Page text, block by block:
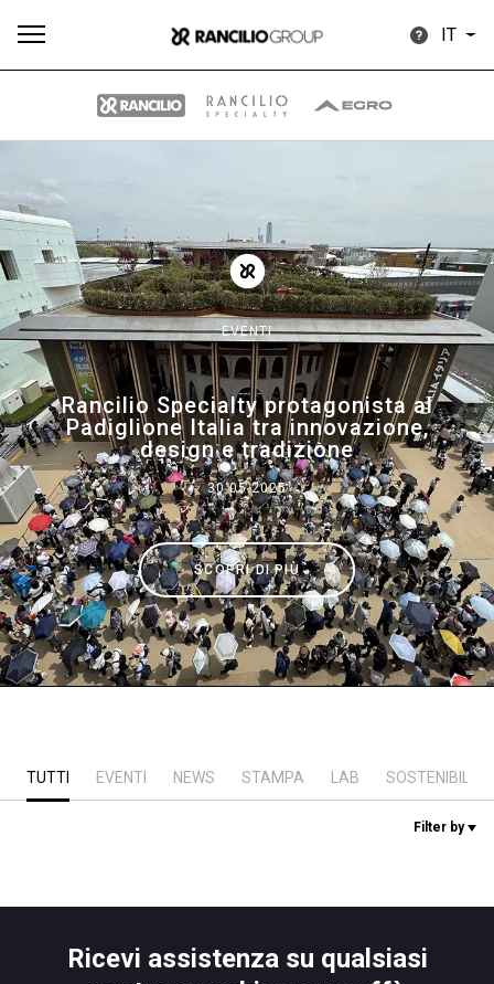
IT
EVENTI
Rancilio Specialty protagonista al
Padiglione Italia tra innovazione,
design e tradizione
30.05.2025
SCOPRI DI PIÙ
TUTTI EVENTI NEWS STAMPA LAB SOSTENIBILITÀ
Filter by
Ricevi assistenza su qualsiasi
Brand
Il gruppo
News
La nostra storia
I nostri Lab
Contattaci